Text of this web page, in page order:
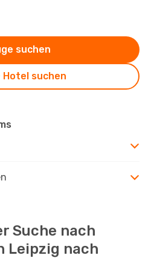
Hotel suchen
suchen
Suche nach
Leipzig nach